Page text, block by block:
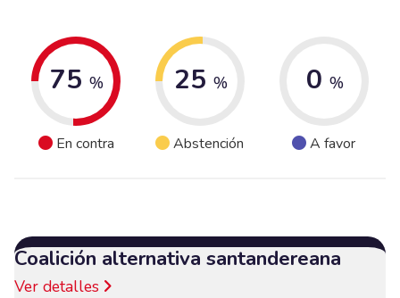
75 %
En contra
25 %
Abstención
0 %
A favor
Coalición alternativa santandereana
Ver detalles